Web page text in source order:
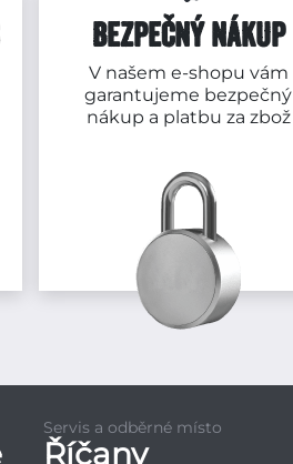
BEZPEČNÝ NÁKUP
V našem e-shopu vám
garantujeme bezpečný
nákup a platbu za zbož
Servis a odběrné místo
Říčany